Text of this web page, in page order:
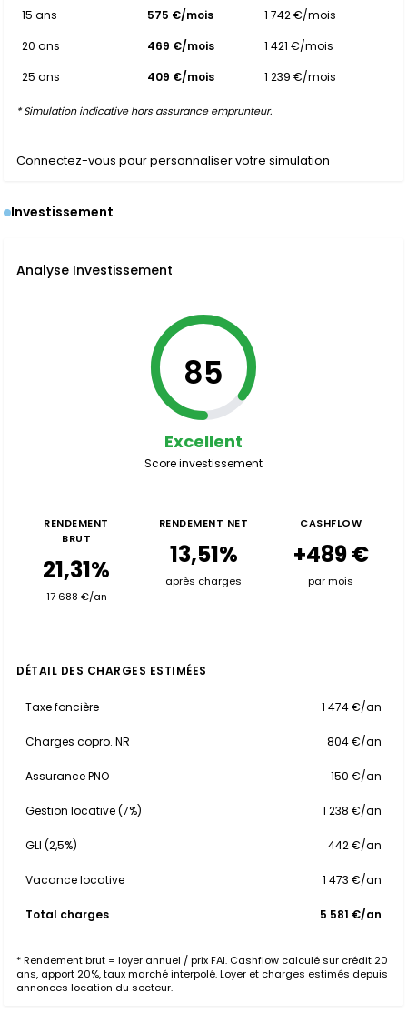
15 ans 575 €/mois
1 742 €/mois
20 ans
469 €/mois
1 421 €/mois
25 ans
409 €/mois 1 239 €/mois
* Simulation indicative hors assurance emprunteur.
Connectez-vous pour personnaliser votre simulation
Investissement
Analyse Investissement
85
Excellent
Score investissement
RENDEMENT
BRUT
21,31%
17 688 €/an
RENDEMENT NET
13,51%
après charges
CASHFLOW
+489 €
par mois
DÉTAIL DES CHARGES ESTIMÉES
Taxe foncière 1 474 €/an
Charges copro. NR 804 €/an
Assurance PNO 150 €/an
Gestion locative (7%) 1 238 €/an
GLI (2,5%) 442 €/an
Vacance locative 1 473 €/an
Total charges 5 581 €/an
* Rendement brut = loyer annuel / prix FAI. Cashflow calculé sur crédit 20
ans, apport 20%, taux marché interpolé. Loyer et charges estimés depuis
annonces location du secteur.